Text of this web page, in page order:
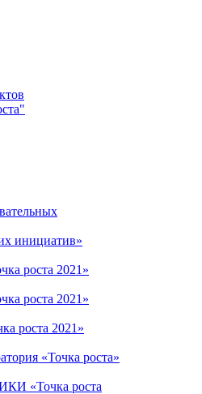
инициатив»
роста 2021»
роста 2021»
роста 2021»
«Точка роста»
«Точка роста